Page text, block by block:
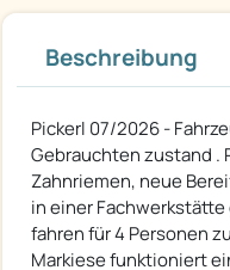
Beschreibung
Pickerl 07/2026 -
Gebrauchten zustand .
Zahnriemen, neue
in einer
fahren für 4 Personen
Markiese funktioniert